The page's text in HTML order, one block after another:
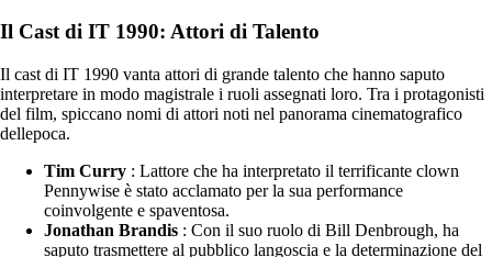
Il Cast di IT 1990: Attori di Talento
Il cast di IT 1990 vanta attori di grande talento che hanno saputo
interpretare in modo magistrale i ruoli assegnati loro. Tra i protagonisti
del film, spiccano nomi di attori noti nel panorama cinematografico
dellepoca.
Tim Curry : Lattore che ha interpretato il terrificante clown
Pennywise è stato acclamato per la sua performance
coinvolgente e spaventosa.
Jonathan Brandis : Con il suo ruolo di Bill Denbrough, ha
saputo trasmettere al pubblico langoscia e la determinazione del